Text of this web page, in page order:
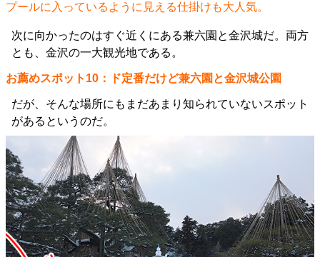
プールに入っているように見える仕掛けも大人気。
次に向かったのはすぐ近くにある兼六園と金沢城だ。両方
とも、金沢の一大観光地である。
お薦めスポット10：ド定番だけど兼六園と金沢城公園
だが、そんな場所にもまだあまり知られていないスポット
があるというのだ。